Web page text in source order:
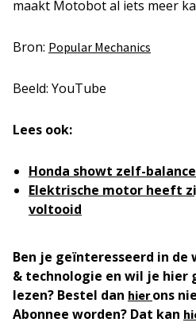
maakt Motobot al iets meer
Bron: Popular Mechanics
Beeld: YouTube
Lees ook:
Honda showt zelf-
Elektrische motor heeft
voltooid
Ben je geïnteresseerd in de
& technologie en wil je hier
lezen? Bestel dan hierons
Abonnee worden? Dat kan